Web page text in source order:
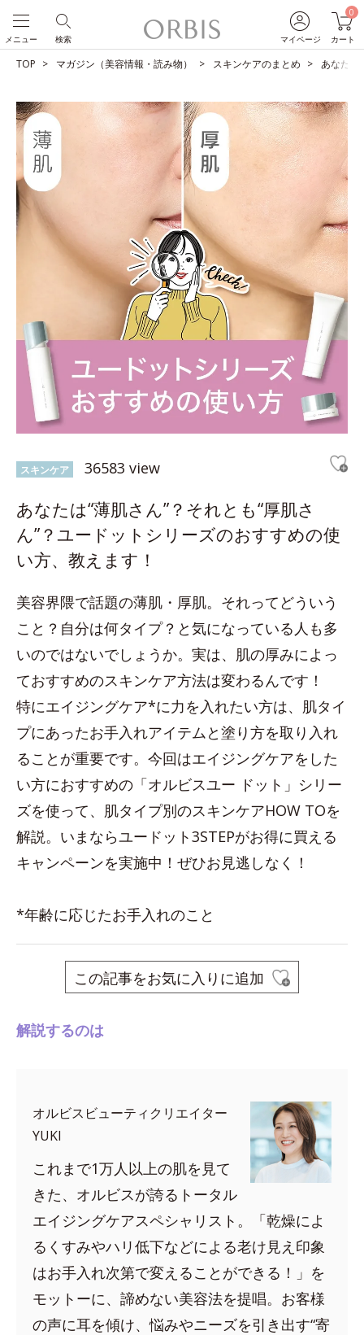
マイページ
0
カート
検索
メニュー
TOP マガジン（美容情報・読み物） スキンケアのまとめ あなたは
スキンケア 36583 view
あなたは“薄肌さん”？それとも“厚肌さ
ん”？ユードットシリーズのおすすめの使
い方、教えます！
美容界隈で話題の薄肌・厚肌。それってどういう
こと？自分は何タイプ？と気になっている人も多
いのではないでしょうか。実は、肌の厚みによっ
ておすすめのスキンケア方法は変わるんです！
特にエイジングケア*に力を入れたい方は、肌タイ
プにあったお手入れアイテムと塗り方を取り入れ
ることが重要です。今回はエイジングケアをした
い方におすすめの「オルビスユー ドット」シリー
ズを使って、肌タイプ別のスキンケアHOW TOを
解説。いまならユードット3STEPがお得に買える
キャンペーンを実施中！ぜひお見逃しなく！
*年齢に応じたお手入れのこと
この記事をお気に入りに追加
解説するのは
オルビスビューティクリエイター
YUKI
これまで1万人以上の肌を見て
きた、オルビスが誇るトータル
エイジングケアスペシャリスト。「乾燥によ
るくすみやハリ低下などによる老け見え印象
はお手入れ次第で変えることができる！」を
モットーに、諦めない美容法を提唱。お客様
の声に耳を傾け、悩みやニーズを引き出す“寄